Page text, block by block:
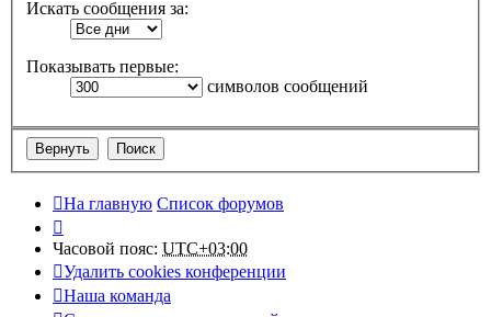
Искать сообщения за:
Показывать первые:
символов сообщений
На главную Список форумов
Часовой пояс: UTC+03:00
Удалить cookies конференции
Наша команда